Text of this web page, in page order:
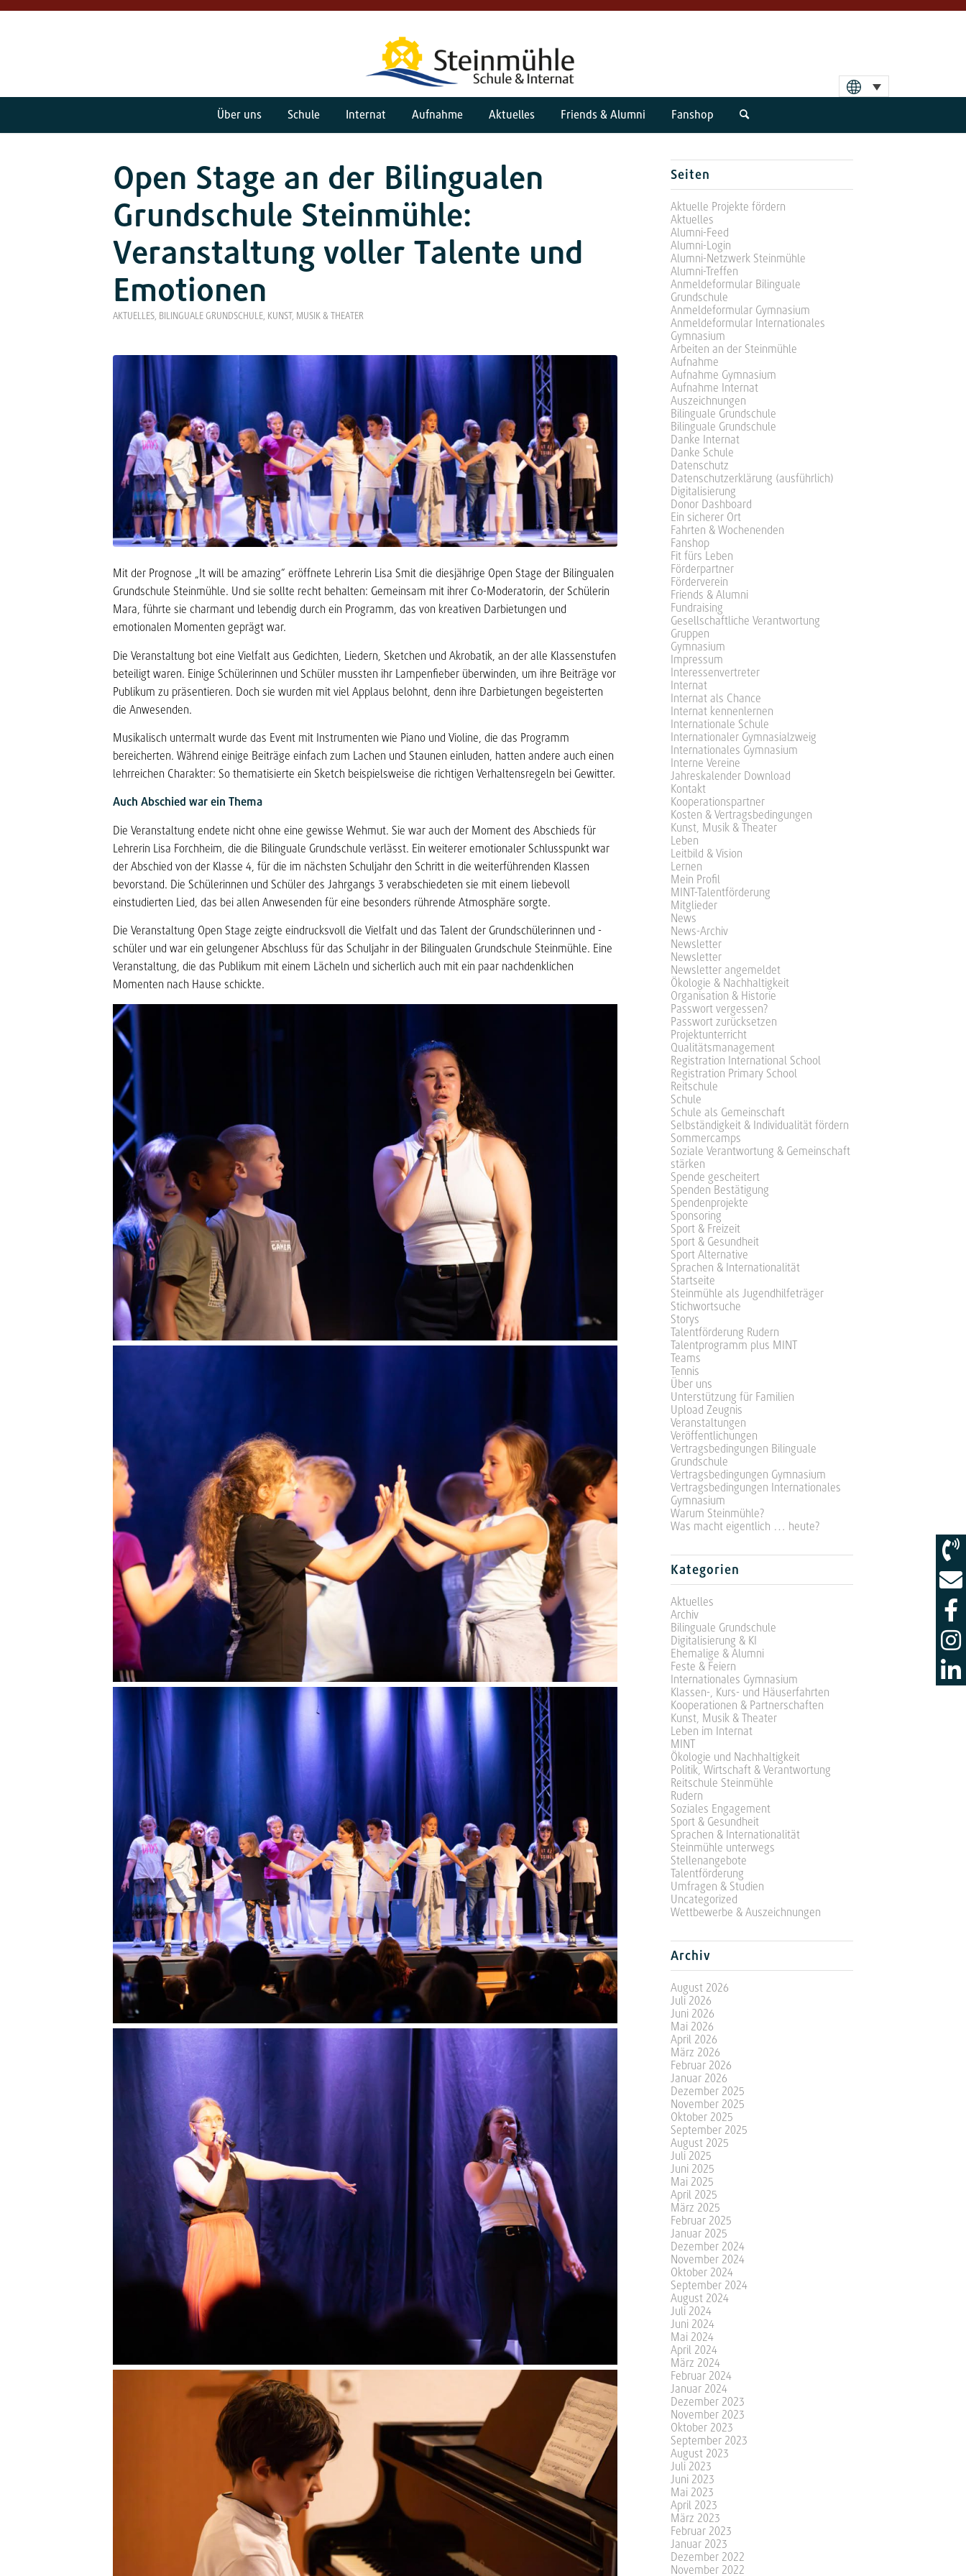
Über uns Schule Internat Aufnahme Aktuelles Friends & Alumni Fanshop
Open Stage an der Bilingualen
Grundschule Steinmühle:
Veranstaltung voller Talente und
Emotionen
AKTUELLES, BILINGUALE GRUNDSCHULE, KUNST, MUSIK & THEATER
Mit der Prognose „It will be amazing“ eröffnete Lehrerin Lisa Smit die diesjährige Open Stage der Bilingualen
Grundschule Steinmühle. Und sie sollte recht behalten: Gemeinsam mit ihrer Co-Moderatorin, der Schülerin
Mara, führte sie charmant und lebendig durch ein Programm, das von kreativen Darbietungen und
emotionalen Momenten geprägt war.
Die Veranstaltung bot eine Vielfalt aus Gedichten, Liedern, Sketchen und Akrobatik, an der alle Klassenstufen
beteiligt waren. Einige Schülerinnen und Schüler mussten ihr Lampenfieber überwinden, um ihre Beiträge vor
Publikum zu präsentieren. Doch sie wurden mit viel Applaus belohnt, denn ihre Darbietungen begeisterten
die Anwesenden.
Musikalisch untermalt wurde das Event mit Instrumenten wie Piano und Violine, die das Programm
bereicherten. Während einige Beiträge einfach zum Lachen und Staunen einluden, hatten andere auch einen
lehrreichen Charakter: So thematisierte ein Sketch beispielsweise die richtigen Verhaltensregeln bei Gewitter.
Auch Abschied war ein Thema
Die Veranstaltung endete nicht ohne eine gewisse Wehmut. Sie war auch der Moment des Abschieds für
Lehrerin Lisa Forchheim, die die Bilinguale Grundschule verlässt. Ein weiterer emotionaler Schlusspunkt war
der Abschied von der Klasse 4, für die im nächsten Schuljahr den Schritt in die weiterführenden Klassen
bevorstand. Die Schülerinnen und Schüler des Jahrgangs 3 verabschiedeten sie mit einem liebevoll
einstudierten Lied, das bei allen Anwesenden für eine besonders rührende Atmosphäre sorgte.
Die Veranstaltung Open Stage zeigte eindrucksvoll die Vielfalt und das Talent der Grundschülerinnen und -
schüler und war ein gelungener Abschluss für das Schuljahr in der Bilingualen Grundschule Steinmühle. Eine
Veranstaltung, die das Publikum mit einem Lächeln und sicherlich auch mit ein paar nachdenklichen
Momenten nach Hause schickte.
Seiten
Aktuelle Projekte fördern
Aktuelles
Alumni-Feed
Alumni-Login
Alumni-Netzwerk Steinmühle
Alumni-Treffen
Anmeldeformular Bilinguale
Grundschule
Anmeldeformular Gymnasium
Anmeldeformular Internationales
Gymnasium
Arbeiten an der Steinmühle
Aufnahme
Aufnahme Gymnasium
Aufnahme Internat
Auszeichnungen
Bilinguale Grundschule
Bilinguale Grundschule
Danke Internat
Danke Schule
Datenschutz
Datenschutzerklärung (ausführlich)
Digitalisierung
Donor Dashboard
Ein sicherer Ort
Fahrten & Wochenenden
Fanshop
Fit fürs Leben
Förderpartner
Förderverein
Friends & Alumni
Fundraising
Gesellschaftliche Verantwortung
Gruppen
Gymnasium
Impressum
Interessenvertreter
Internat
Internat als Chance
Internat kennenlernen
Internationale Schule
Internationaler Gymnasialzweig
Internationales Gymnasium
Interne Vereine
Jahreskalender Download
Kontakt
Kooperationspartner
Kosten & Vertragsbedingungen
Kunst, Musik & Theater
Leben
Leitbild & Vision
Lernen
Mein Profil
MINT-Talentförderung
Mitglieder
News
News-Archiv
Newsletter
Newsletter
Newsletter angemeldet
Ökologie & Nachhaltigkeit
Organisation & Historie
Passwort vergessen?
Passwort zurücksetzen
Projektunterricht
Qualitätsmanagement
Registration International School
Registration Primary School
Reitschule
Schule
Schule als Gemeinschaft
Selbständigkeit & Individualität fördern
Sommercamps
Soziale Verantwortung & Gemeinschaft
stärken
Spende gescheitert
Spenden Bestätigung
Spendenprojekte
Sponsoring
Sport & Freizeit
Sport & Gesundheit
Sport Alternative
Sprachen & Internationalität
Startseite
Steinmühle als Jugendhilfeträger
Stichwortsuche
Storys
Talentförderung Rudern
Talentprogramm plus MINT
Teams
Tennis
Über uns
Unterstützung für Familien
Upload Zeugnis
Veranstaltungen
Veröffentlichungen
Vertragsbedingungen Bilinguale
Grundschule
Vertragsbedingungen Gymnasium
Vertragsbedingungen Internationales
Gymnasium
Warum Steinmühle?
Was macht eigentlich … heute?
Kategorien
Aktuelles
Archiv
Bilinguale Grundschule
Digitalisierung & KI
Ehemalige & Alumni
Feste & Feiern
Internationales Gymnasium
Klassen-, Kurs- und Häuserfahrten
Kooperationen & Partnerschaften
Kunst, Musik & Theater
Leben im Internat
MINT
Ökologie und Nachhaltigkeit
Politik, Wirtschaft & Verantwortung
Reitschule Steinmühle
Rudern
Soziales Engagement
Sport & Gesundheit
Sprachen & Internationalität
Steinmühle unterwegs
Stellenangebote
Talentförderung
Umfragen & Studien
Uncategorized
Wettbewerbe & Auszeichnungen
Archiv
August 2026
Juli 2026
Juni 2026
Mai 2026
April 2026
März 2026
Februar 2026
Januar 2026
Dezember 2025
November 2025
Oktober 2025
September 2025
August 2025
Juli 2025
Juni 2025
Mai 2025
April 2025
März 2025
Februar 2025
Januar 2025
Dezember 2024
November 2024
Oktober 2024
September 2024
August 2024
Juli 2024
Juni 2024
Mai 2024
April 2024
März 2024
Februar 2024
Januar 2024
Dezember 2023
November 2023
Oktober 2023
September 2023
August 2023
Juli 2023
Juni 2023
Mai 2023
April 2023
März 2023
Februar 2023
Januar 2023
Dezember 2022
November 2022